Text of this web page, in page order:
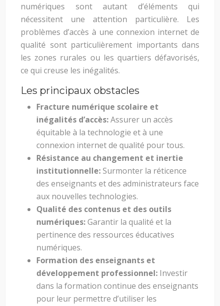
numériques sont autant d’éléments qui
nécessitent une attention particulière. Les
problèmes d’accès à une connexion internet de
qualité sont particulièrement importants dans
les zones rurales ou les quartiers défavorisés,
ce qui creuse les inégalités.
Les principaux obstacles
Fracture numérique scolaire et
inégalités d’accès:Assurer un accès
équitable à la technologie et à une
connexion internet de qualité pour tous.
Résistance au changement et inertie
institutionnelle: Surmonter la réticence
des enseignants et des administrateurs face
aux nouvelles technologies.
Qualité des contenus et des outils
numériques:Garantir la qualité et la
pertinence des ressources éducatives
numériques.
Formation des enseignants et
développement professionnel: Investir
dans la formation continue des enseignants
pour leur permettre d’utiliser les